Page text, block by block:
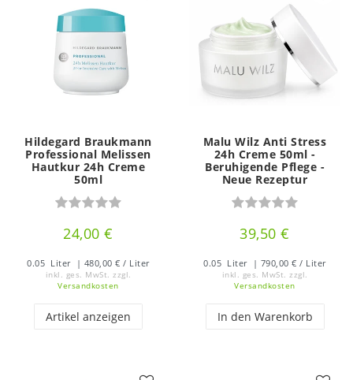
Hildegard Braukmann
Professional Melissen
Hautkur 24h Creme
50ml
24,00 €
0.05 Liter | 480,00 € / Liter
inkl. ges. MwSt. zzgl.
Versandkosten
Artikel anzeigen
Malu Wilz Anti Stress
24h Creme 50ml -
Beruhigende Pflege -
Neue Rezeptur
39,50 €
0.05 Liter | 790,00 € / Liter
inkl. ges. MwSt. zzgl.
Versandkosten
In den Warenkorb